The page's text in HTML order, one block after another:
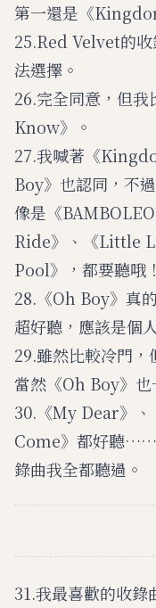
第一還是《
25.Red Velvet的
法選擇。
26.完全同意，但
Know》。
27.我喊著《
Boy》也認同，不
像是《
Ride》、《Little
Pool》，都要聽哦！
28.《Oh Boy》真
超好聽，應該是個
29.雖然比較冷門
當然《Oh Boy》也
30.《My Dear》
Come》都好聽……
錄曲我全都聽過。
31.我最喜歡的收